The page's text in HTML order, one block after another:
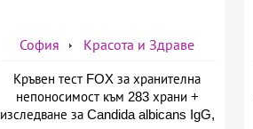
София Красота и Здраве
Кръвен тест FOX за хранителна
непоносимост към 283 храни +
изследване за Candida albicans IgG,